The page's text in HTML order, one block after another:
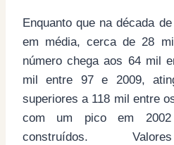
Enquanto que na década
em média, cerca de 28
número chega aos 64 mil
mil entre 97 e 2009,
superiores a 118 mil entre
com um pico em
construídos.